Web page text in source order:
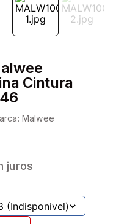
Cintura
Malwee
juros